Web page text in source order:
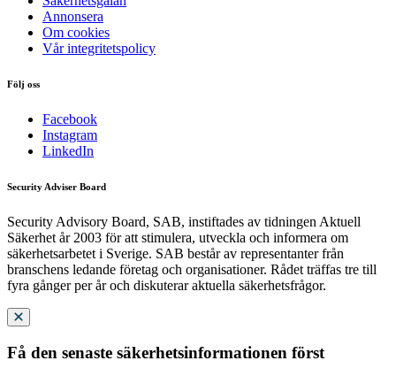
Annonsera
Om cookies
Vår integritetspolicy
Följ oss
Facebook
Instagram
LinkedIn
Security Adviser Board
Security Advisory Board, SAB, instiftades av tidningen Aktuell
Säkerhet år 2003 för att stimulera, utveckla och informera om
säkerhetsarbetet i Sverige. SAB består av representanter från
branschens ledande företag och organisationer. Rådet träffas tre till
fyra gånger per år och diskuterar aktuella säkerhetsfrågor.
Få den senaste säkerhetsinformationen först